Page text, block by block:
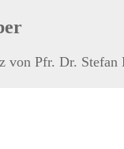
von Pfr. Dr. Stefan